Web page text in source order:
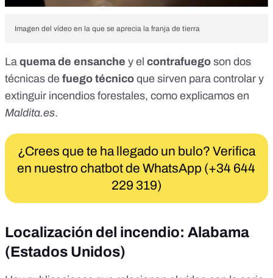
Imagen del vídeo en la que se aprecia la franja de tierra
La quema de ensanche y el contrafuego son dos
técnicas de fuego técnico que sirven para controlar y
extinguir incendios forestales, como explicamos en
Maldita.es.
¿Crees que te ha llegado un bulo? Verifica
en nuestro chatbot de WhatsApp (+34 644
229 319)
Localización del incendio: Alabama
(Estados Unidos)